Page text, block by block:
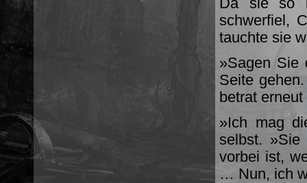
schwerfiel,
tauchte sie
»Sagen Sie
Seite
betrat
»Ich mag
selbst. »Sie
vorbei ist,
… Nun, ich